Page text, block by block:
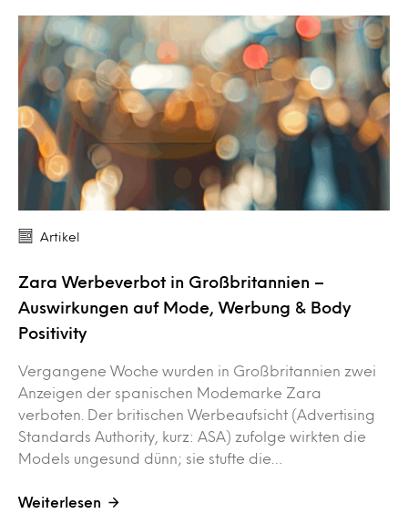
Artikel
Zara Werbeverbot in Großbritannien –
Auswirkungen auf Mode, Werbung & Body
Positivity
Vergangene Woche wurden in Großbritannien zwei
Anzeigen der spanischen Modemarke Zara
verboten. Der britischen Werbeaufsicht (Advertising
Standards Authority, kurz: ASA) zufolge wirkten die
Models ungesund dünn; sie stufte die…
Weiterlesen